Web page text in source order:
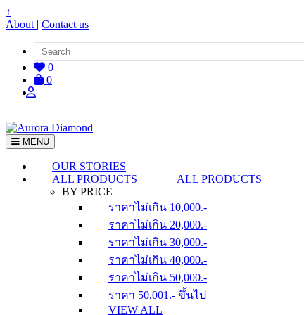
↑
About | Contact us
0
0
MENU
OUR STORIES
ALL PRODUCTS
ALL PRODUCTS
BY PRICE
ราคาไม่เกิน 10,000.-
ราคาไม่เกิน 20,000.-
ราคาไม่เกิน 30,000.-
ราคาไม่เกิน 40,000.-
ราคาไม่เกิน 50,000.-
ราคา 50,001.- ขึ้นไป
VIEW ALL